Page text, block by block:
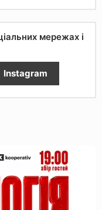
мережах і
Instagram